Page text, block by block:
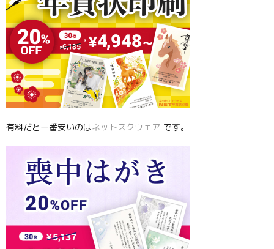
有料だと一番安いのはネットスクウェア です。